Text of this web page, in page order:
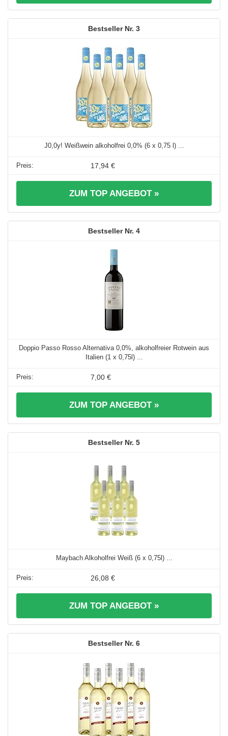
3
J0,0y! Weißwein alkoholfrei 0,0% (6 x 0,75 l) ...
17,94 €
ZUM TOP ANGEBOT »
4
Doppio Passo Rosso Alternativa 0,0%, alkoholfreier Rotwein aus
Italien (1 x 0,75l) ...
7,00 €
ZUM TOP ANGEBOT »
5
Maybach Alkoholfrei Weiß (6 x 0,75l) ...
26,08 €
ZUM TOP ANGEBOT »
6